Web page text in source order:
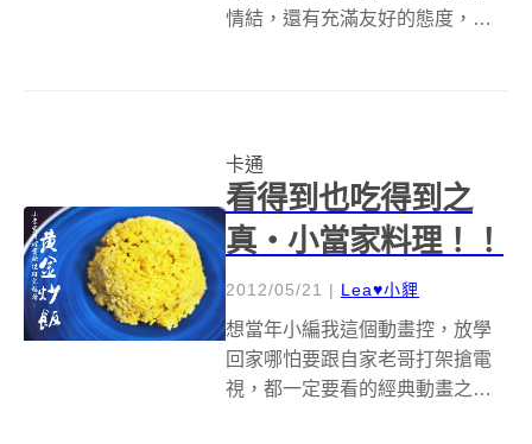
情結，還有充滿友好的態度，殺
都要進廠維修一下，更何況是這
些歲數年近一世紀...
卡通
看得到也吃得到之
真‧小當家料理！！
2012/05/21 | Lea♥小貍
想當年小編我這個動畫控，放學
回家哪怕要跟自家老哥打架搶電
視，都一定要看的經典動畫之